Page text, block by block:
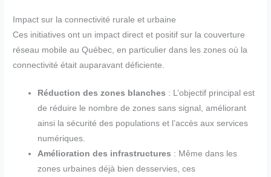
Impact sur la connectivité rurale et urbaine
Ces initiatives ont un impact direct et positif sur la couverture
réseau mobile au Québec, en particulier dans les zones où la
connectivité était auparavant déficiente.
Réduction des zones blanches : L’objectif principal est
de réduire le nombre de zones sans signal, améliorant
ainsi la sécurité des populations et l’accès aux services
numériques.
Amélioration des infrastructures : Même dans les
zones urbaines déjà bien desservies, ces